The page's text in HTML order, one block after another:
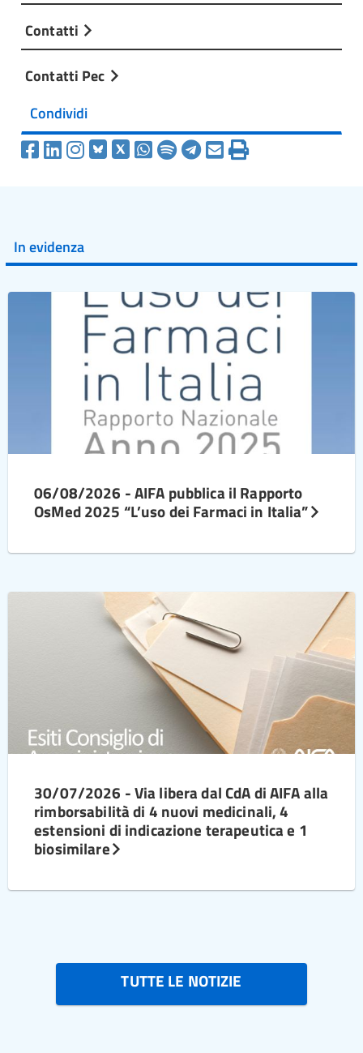
Contatti
Contatti Pec
Condividi
In evidenza
06/08/2026 - AIFA pubblica il Rapporto
OsMed 2025 “L’uso dei Farmaci in Italia”
30/07/2026 - Via libera dal CdA di AIFA alla
rimborsabilità di 4 nuovi medicinali, 4
estensioni di indicazione terapeutica e 1
biosimilare
TUTTE LE NOTIZIE